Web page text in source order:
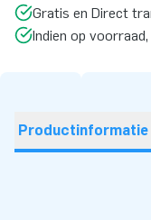
Gratis en Direct
Indien op
Productinformatie